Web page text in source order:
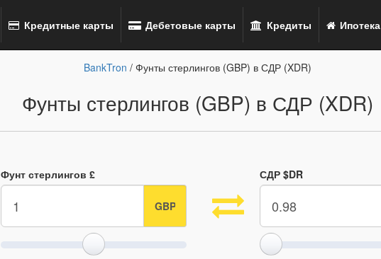
Кредитные карты Дебетовые карты Кредиты Ипотека
BankTron / Фунты стерлингов (GBP) в СДР (XDR)
Фунты стерлингов (GBP) в СДР (XDR)
Фунт стерлингов £ СДР $DR